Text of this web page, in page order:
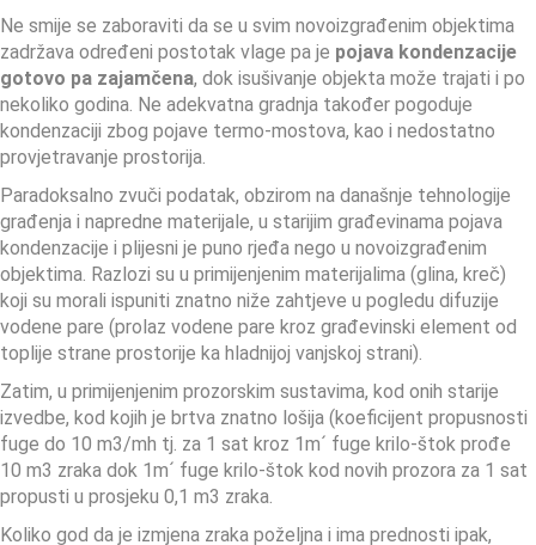
Ne smije se zaboraviti da se u svim novoizgrađenim objektima
zadržava određeni postotak vlage pa je pojava kondenzacije
gotovo pa zajamčena, dok isušivanje objekta može trajati i po
nekoliko godina. Ne adekvatna gradnja također pogoduje
kondenzaciji zbog pojave termo-mostova, kao i nedostatno
provjetravanje prostorija.
Paradoksalno zvuči podatak, obzirom na današnje tehnologije
građenja i napredne materijale, u starijim građevinama pojava
kondenzacije i plijesni je puno rjeđa nego u novoizgrađenim
objektima. Razlozi su u primijenjenim materijalima (glina, kreč)
koji su morali ispuniti znatno niže zahtjeve u pogledu difuzije
vodene pare (prolaz vodene pare kroz građevinski element od
toplije strane prostorije ka hladnijoj vanjskoj strani).
Zatim, u primijenjenim prozorskim sustavima, kod onih starije
izvedbe, kod kojih je brtva znatno lošija (koeficijent propusnosti
fuge do 10 m3/mh tj. za 1 sat kroz 1m´ fuge krilo-štok prođe
10 m3 zraka dok 1m´ fuge krilo-štok kod novih prozora za 1 sat
propusti u prosjeku 0,1 m3 zraka.
Koliko god da je izmjena zraka poželjna i ima prednosti ipak,